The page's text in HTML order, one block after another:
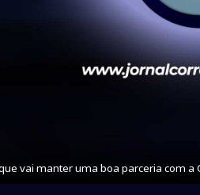
vai manter uma boa parceria com a